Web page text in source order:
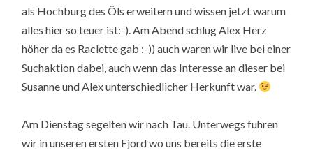
als Hochburg des Öls erweitern und wissen jetzt warum
alles hier so teuer ist:-). Am Abend schlug Alex Herz
höher da es Raclette gab :-)) auch waren wir live bei einer
Suchaktion dabei, auch wenn das Interesse an dieser bei
Susanne und Alex unterschiedlicher Herkunft war.
Am Dienstag segelten wir nach Tau. Unterwegs fuhren
wir in unseren ersten Fjord wo uns bereits die erste